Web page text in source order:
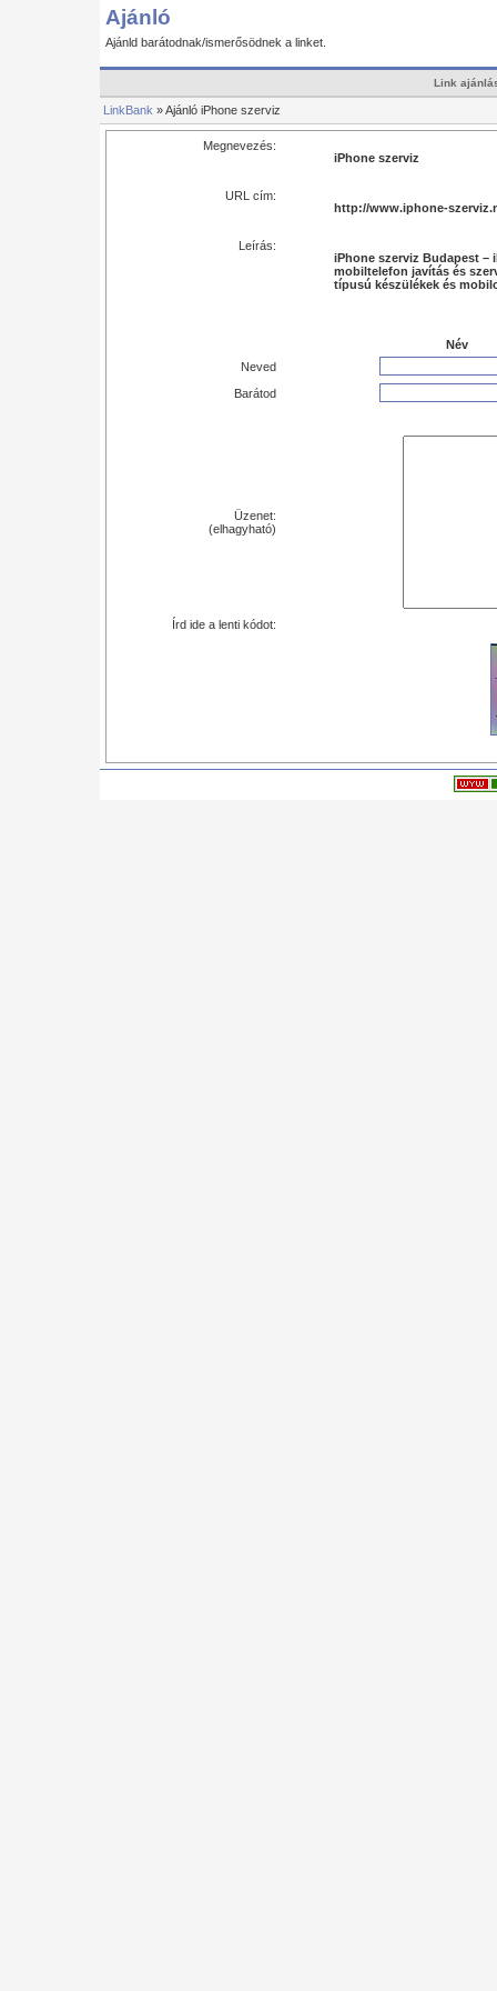
Ajánló
Ajánld barátodnak/ismerősödnek a linket.
Link
LinkBank » Ajánló iPhone szerviz
Megnevezés:
iPhone szerviz
URL cím:
http://www.iphone-
Leírás:
iPhone szerviz Budapest –
mobiltelefon javítás és
típusú készülékek és
Név
Neved
Barátod
Üzenet:
(elhagyható)
Írd ide a lenti kódot: